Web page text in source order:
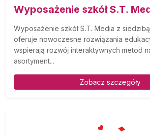
Wyposażenie szkół S.T.
Wyposażenie szkół S.T. Media z
oferuje nowoczesne rozwiązania
wspierają rozwój interaktywnych metod
asortyment...
Zobacz szczegóły